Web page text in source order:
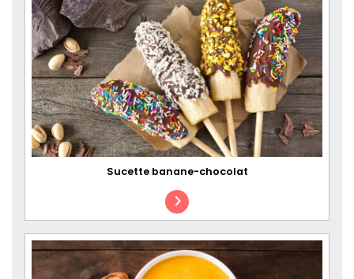
Sucette banane-chocolat